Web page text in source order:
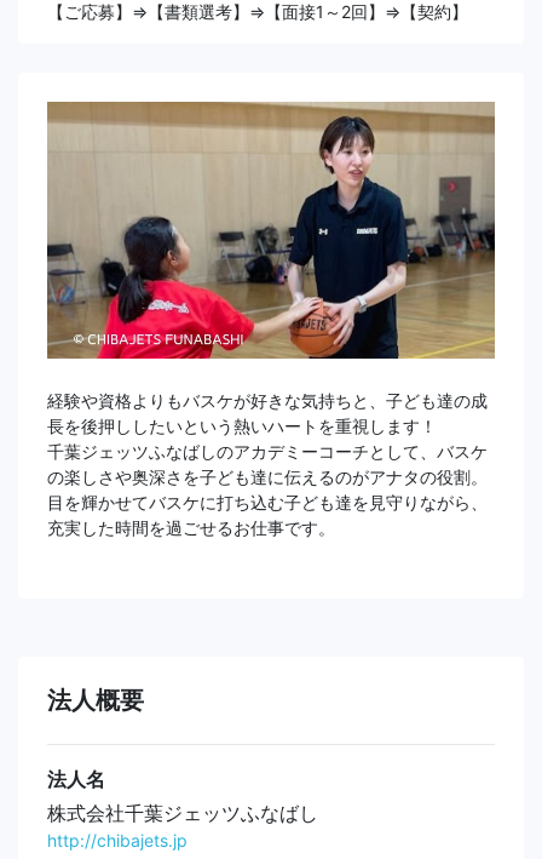
【ご応募】⇒【書類選考】⇒【面接1～2回】⇒【契約】
経験や資格よりもバスケが好きな気持ちと、子ども達の成
長を後押ししたいという熱いハートを重視します！
千葉ジェッツふなばしのアカデミーコーチとして、バスケ
の楽しさや奥深さを子ども達に伝えるのがアナタの役割。
目を輝かせてバスケに打ち込む子ども達を見守りながら、
充実した時間を過ごせるお仕事です。
法人概要
法人名
株式会社千葉ジェッツふなばし
http://chibajets.jp